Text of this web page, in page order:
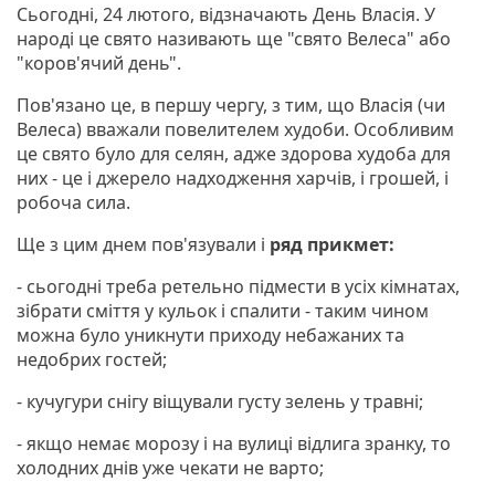
Сьогодні, 24 лютого, відзначають День Власія. У
народі це свято називають ще "свято Велеса" або
"коров'ячий день".
Пов'язано це, в першу чергу, з тим, що Власія (чи
Велеса) вважали повелителем худоби. Особливим
це свято було для селян, адже здорова худоба для
них - це і джерело надходження харчів, і грошей, і
робоча сила.
Ще з цим днем пов'язували і ряд прикмет:
- сьогодні треба ретельно підмести в усіх кімнатах,
зібрати сміття у кульок і спалити - таким чином
можна було уникнути приходу небажаних та
недобрих гостей;
- кучугури снігу віщували густу зелень у травні;
- якщо немає морозу і на вулиці відлига зранку, то
холодних днів уже чекати не варто;